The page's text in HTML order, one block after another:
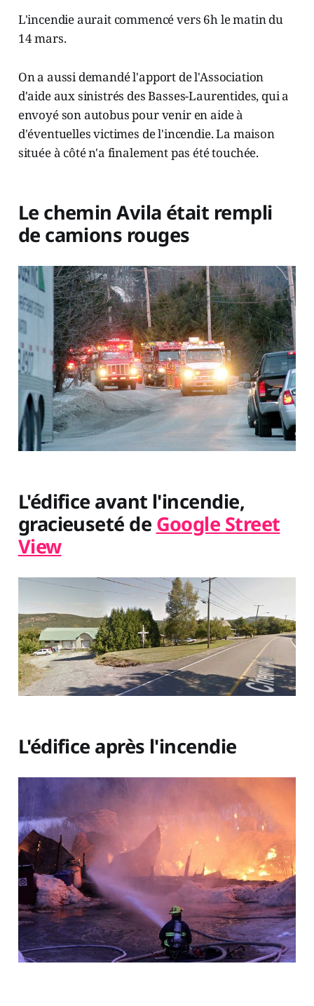
L'incendie aurait commencé vers 6h le matin du
14 mars.
On a aussi demandé l'apport de l'Association
d'aide aux sinistrés des Basses-Laurentides, qui a
envoyé son autobus pour venir en aide à
d'éventuelles victimes de l'incendie. La maison
située à côté n'a finalement pas été touchée.
Le chemin Avila était rempli
de camions rouges
L'édifice avant l'incendie,
gracieuseté de Google Street
View
L'édifice après l'incendie